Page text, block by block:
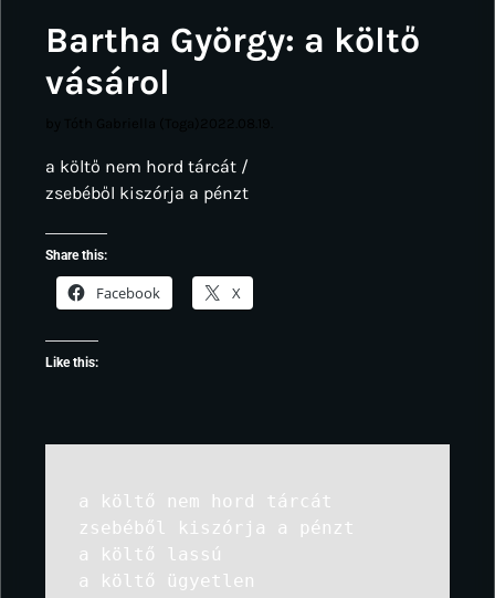
Bartha György: a költő
vásárol
a költő nem hord tárcát /
zsebéből kiszórja a pénzt
Share this:
Facebook X
Like this:
a költő nem hord tárcát
zsebéből kiszórja a pénzt
a költő lassú
a költő ügyetlen